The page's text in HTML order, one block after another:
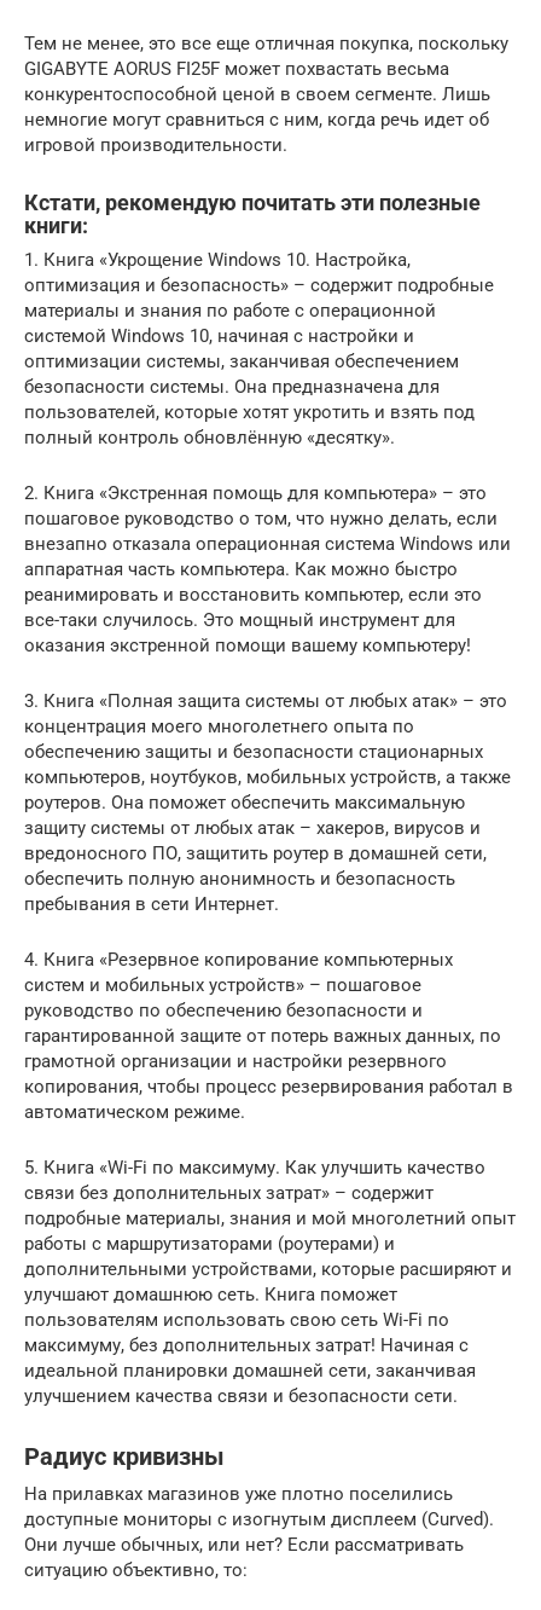
Тем не менее, это все еще отличная покупка, поскольку
GIGABYTE AORUS FI25F может похвастать весьма
конкурентоспособной ценой в своем сегменте. Лишь
немногие могут сравниться с ним, когда речь идет об
игровой производительности.
Кстати, рекомендую почитать эти полезные
книги:
1. Книга «Укрощение Windows 10. Настройка,
оптимизация и безопасность» – содержит подробные
материалы и знания по работе с операционной
системой Windows 10, начиная с настройки и
оптимизации системы, заканчивая обеспечением
безопасности системы. Она предназначена для
пользователей, которые хотят укротить и взять под
полный контроль обновлённую «десятку».
2. Книга «Экстренная помощь для компьютера» – это
пошаговое руководство о том, что нужно делать, если
внезапно отказала операционная система Windows или
аппаратная часть компьютера. Как можно быстро
реанимировать и восстановить компьютер, если это
все-таки случилось. Это мощный инструмент для
оказания экстренной помощи вашему компьютеру!
3. Книга «Полная защита системы от любых атак» – это
концентрация моего многолетнего опыта по
обеспечению защиты и безопасности стационарных
компьютеров, ноутбуков, мобильных устройств, а также
роутеров. Она поможет обеспечить максимальную
защиту системы от любых атак – хакеров, вирусов и
вредоносного ПО, защитить роутер в домашней сети,
обеспечить полную анонимность и безопасность
пребывания в сети Интернет.
4. Книга «Резервное копирование компьютерных
систем и мобильных устройств» – пошаговое
руководство по обеспечению безопасности и
гарантированной защите от потерь важных данных, по
грамотной организации и настройки резервного
копирования, чтобы процесс резервирования работал в
автоматическом режиме.
5. Книга «Wi-Fi по максимуму. Как улучшить качество
связи без дополнительных затрат» – содержит
подробные материалы, знания и мой многолетний опыт
работы с маршрутизаторами (роутерами) и
дополнительными устройствами, которые расширяют и
улучшают домашнюю сеть. Книга поможет
пользователям использовать свою сеть Wi-Fi по
максимуму, без дополнительных затрат! Начиная с
идеальной планировки домашней сети, заканчивая
улучшением качества связи и безопасности сети.
Радиус кривизны
На прилавках магазинов уже плотно поселились
доступные мониторы с изогнутым дисплеем (Curved).
Они лучше обычных, или нет? Если рассматривать
ситуацию объективно, то: